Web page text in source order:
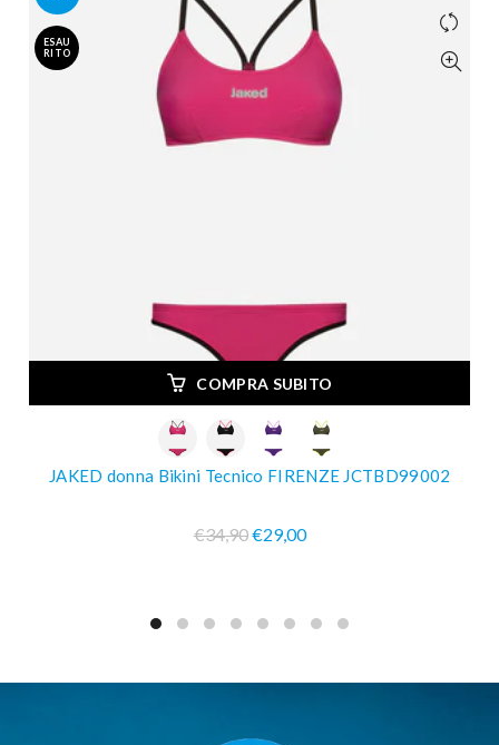
ESAU
RITO
COMPRA SUBITO
JAKED donna Bikini Tecnico FIRENZE JCTBD99002
€34,90€29,00